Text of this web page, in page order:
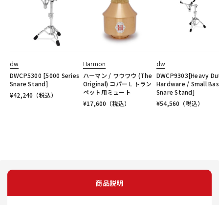
dw
DWCP5300 [5000 Series
Snare Stand]
¥42,240 （税込）
Harmon
ハーマン / ワウワウ (The
Original) コパー L トラン
ペット用ミュート
¥17,600 （税込）
dw
DWCP9303[Heavy
Hardware / Small
Snare Stand]
¥54,560 （税込）
商品説明